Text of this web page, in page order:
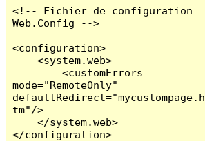
<!-- Fichier de configuration
Web.Config -->
<configuration>
    <system.web>
        <customErrors
mode="RemoteOnly"
defaultRedirect="mycustompage.h
tm"/>
    </system.web>
</configuration>